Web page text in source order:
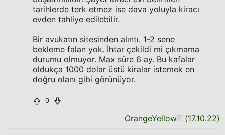
tarihlerde terk etmez ise dava yoluyla kiracı
evden tahliye edilebilir.
Bir avukatın sitesinden alıntı. 1-2 sene
bekleme falan yok. İhtar çekildi mi çıkmama
durumu olmuyor. Max süre 6 ay. Bu kafalar
oldukça 1000 dolar üstü kiralar istemek en
doğru olanı gibi görünüyor.
0
OrangeYellow (17.10.22)